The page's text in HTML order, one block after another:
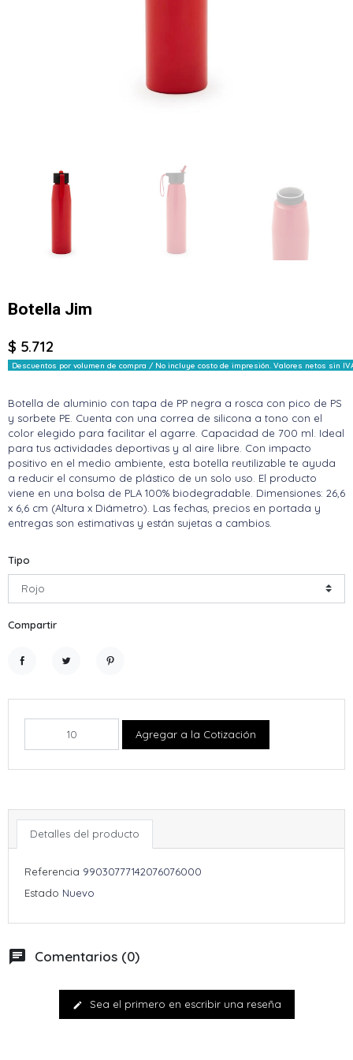
Botella Jim
$ 5.712
Descuentos por volumen de compra / No incluye costo de impresión. Valores netos sin
Botella de aluminio con tapa de PP negra a rosca con pico de PS
y sorbete PE. Cuenta con una correa de silicona a tono con el
color elegido para facilitar el agarre. Capacidad de 700 ml. Ideal
para tus actividades deportivas y al aire libre. Con impacto
positivo en el medio ambiente, esta botella reutilizable te ayuda
a reducir el consumo de plástico de un solo uso. El producto
viene en una bolsa de PLA 100% biodegradable. Dimensiones: 26,6
x 6,6 cm (Altura x Diámetro). Las fechas, precios en portada y
entregas son estimativas y están sujetas a cambios.
Tipo
Compartir
Agregar a la Cotización
Detalles del producto
Referencia 99030777142076076000
Estado Nuevo
chat Comentarios (0)
edit Sea el primero en escribir una reseña